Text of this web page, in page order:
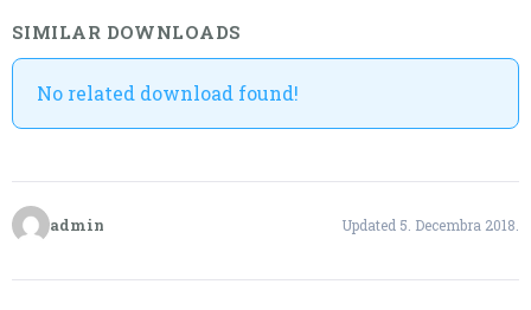
SIMILAR DOWNLOADS
No related download found!
admin Updated 5. Decembra 2018.